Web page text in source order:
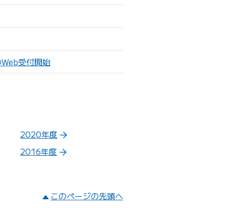
受付開始
2020年度
2016年度
このページの先頭へ